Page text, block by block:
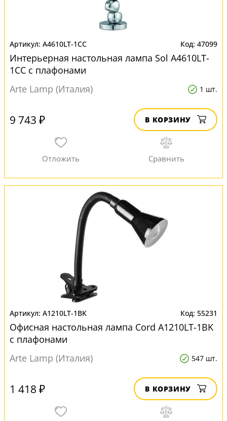
A4610LT-1CC 47099
Интерьерная настольная лампа Sol A4610LT-
1CC с плафонами
Arte Lamp (Италия)
1 шт.
9 743 ₽ В КОРЗИНУ
A1210LT-1BK 55231
Офисная настольная лампа Cord A1210LT-1BK
с плафонами
Arte Lamp (Италия)
547 шт.
1 418 ₽ В КОРЗИНУ